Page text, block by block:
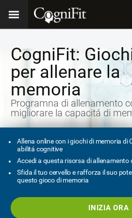
CogniFit:
per allenare la
memoria
Programna di allenamento
migliorare la capacitá di
Allena online con i giochi di memoria di
abilitá cognitive
Accedi a questa risorsa di allenamento
Sfida il tuo cervello e rafforza il suo
questo gioco di memoria
INIZIA ORA